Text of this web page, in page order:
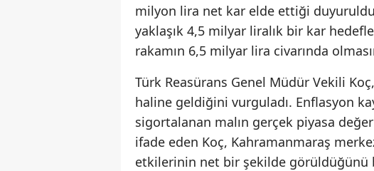
milyon lira net kar elde ettiği
yaklaşık 4,5 milyar liralık bir kar
rakamın 6,5 milyar lira civarında
Türk Reasürans Genel Müdür Vekili
haline geldiğini vurguladı. Enflasyon
sigortalanan malın gerçek piyasa
ifade eden Koç, Kahramanmaraş
etkilerinin net bir şekilde görüldüğünü